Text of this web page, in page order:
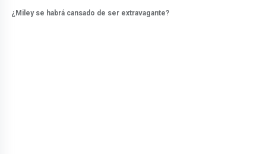
¿Miley se habrá cansado de ser extravagante?